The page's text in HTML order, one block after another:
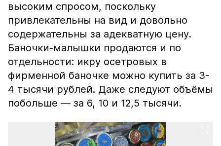
высоким спросом, поскольку
привлекательны на вид и довольно
содержательны за адекватную цену.
Баночки-малышки продаются и по
отдельности: икру осетровых в
фирменной баночке можно купить за 3-
4 тысячи рублей. Даже следуют объёмы
побольше — за 6, 10 и 12,5 тысячи.